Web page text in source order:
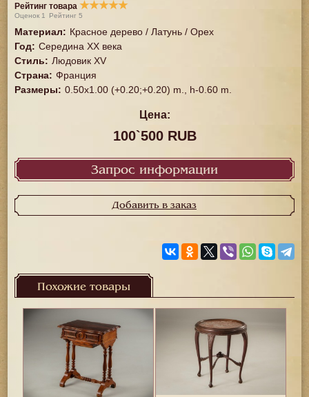
Рейтинг товара ★★★★★
Оценок 1 Рейтинг5
Материал: Красное дерево / Латунь / Орех
Год: Середина XX векa
Стиль: Людовик XV
Страна: Франция
Размеры: 0.50x1.00 (+0.20;+0.20) m., h-0.60 m.
Цена:
100`500 RUB
Запрос информации
Добавить в заказ
Похожие товары